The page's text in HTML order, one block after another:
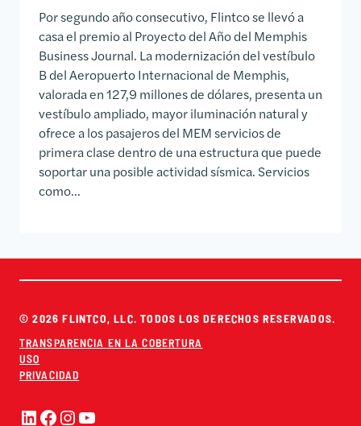
Por segundo año consecutivo, Flintco se llevó a
casa el premio al Proyecto del Año del Memphis
Business Journal. La modernización del vestíbulo
B del Aeropuerto Internacional de Memphis,
valorada en 127,9 millones de dólares, presenta un
vestíbulo ampliado, mayor iluminación natural y
ofrece a los pasajeros del MEM servicios de
primera clase dentro de una estructura que puede
soportar una posible actividad sísmica. Servicios
como...
© 2026 FLINTCO, LLC. TODOS LOS DERECHOS RESERVADOS.
TRANSPARENCIA EN LA COBERTURA
USO
PRIVACIDAD
LinkedIn
Facebook
Instagram
YouTube